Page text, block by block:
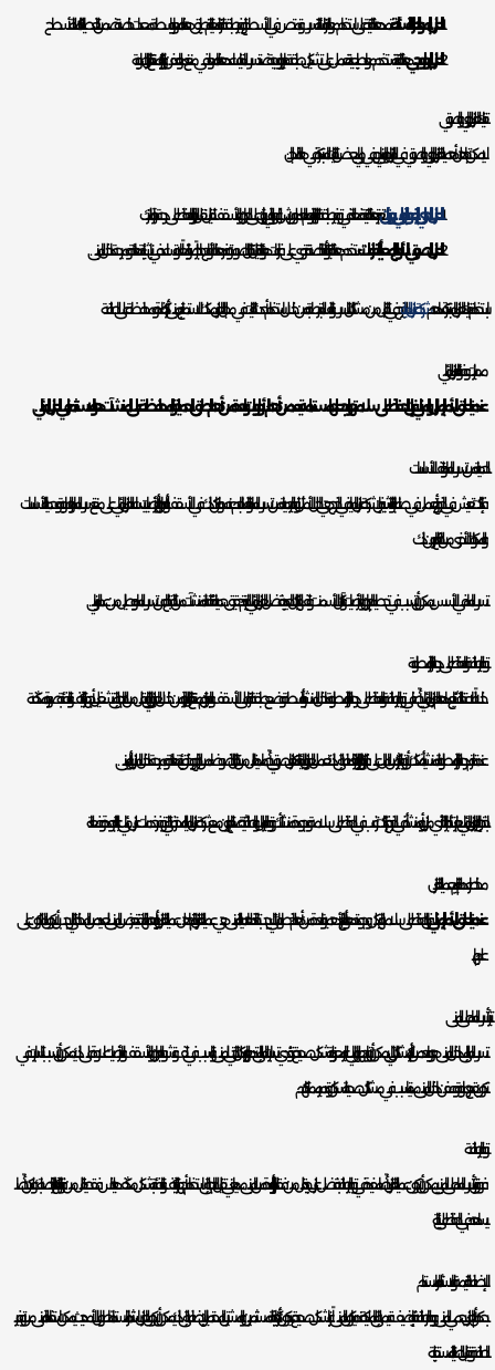
العزل بالمواد العازلة السائلة:تعتمد هذه التقنية على استخدام مواد عازلة سائلة تتسرب وتمتص في الأسطح لتوفير طبقة عازلة فعالة. يتم تطبيق هذه المواد بواسطة معدات خاصة تضمن التغطية الكاملة للأسطح.
العزل البيولوجي:هذه التقنية تستخدم مواد طبيعية تعمل على تشكيل طبقة حاجز بيولوجية ضد تسرب المياه. تساعد هذه المواد في منع نمو العفن والبكتيريا وتمنع انتقال الرطوبة.
تقنيات العزل الحراري والصوتي
لا يمكن تجاهل أهمية العزل الحراري والصوتي في المنازل والمباني. وفي ما يلي بعض التقنيات المبتكرة في هذا المجال:
العزل الحراري بالرغوة البولي يوريثانتعتبر هذه التقنية فعالة في توفير طبقة عازلة للحرارة. يقوم العاملون برش الرغوة البولي يوريثان على الجدران والأسقف لتقليل نقل الحرارة والحفاظ على درجة حرارة منزلك.
العزل الصوتي بالألواح المعبأة بالفراغات:تستخدم هذه التقنية ألواحًا خاصة تحتوي على فراغات هوائية لتقليل انتقال الصوت. توفر هذه الألواح حاجزًا صوتيًا فعالًا وتساعد في إنشاء بيئة هادئة ومريحة داخل المبنى.
باستخدام تقنيات العزل المبتكرة، تساهمشركة عزل المياهبالخرج في التقليل من مشاكل التسرب والتلف المرتبطة به. من خلال استخدام أحدث التقنيات في مجال العزل، يمكنك الاستمتاع بمبنى أكثر كفاءة ومحافظة على الطاقة.
مميزات وفوائد العزل المائي
عندما يتعلق الأمر بالمنازل والمباني، فإن الحفاظ على سلامتها وجعلها مستدامة يعد من أهم الأولويات. واحدة من أهم الطرق للحماية والمحافظة على المنشآت هو الاستثمار في العزل المائي.
الحماية من تسرب الماء وتلف الأساسات
فإذا كنت تعيش في الخرج أو تعمل في صناعة البناء والتشييد، فإن شركة عزل المياه في الخرج هي الحل الأمثل لتوفير الحماية من تسرب الماء والتلف الناجم عنه. سواء كان ذلك في الأسقف أو الجدران أو الأرضيات، يساعد العزل المائي على منع تسرب الماء والرطوبة وحماية الأساسات
والمكونات الأخرى من الضرر الناتج عن ذلك.
تسرب الماء في الأسس يمكن أن يتسبب في تحطيم الجدران والأرضيات وتآكل الأسمنت وتلف الهياكل الحديدية. بفضل العزل المائي الجيد، يتم تحقيق حماية فائقة للمنشآت من التلف الناتج عن تسرب الماء ويطيل من عمر المباني.
توفير الطاقة والحفاظ على درجة الحرارة المطلوبة
خلافًا للاعتقاد الشائع، يساهم العزل المائي أيضًا في توفير الطاقة والحفاظ على درجة الحرارة المطلوبة داخل المنشأة. بواسطة وضع طبقة عازلة على الأسقف والجدران، يتم منع انتقال الحرارة من خلال العوازل وبالتالي يقلل من الحاجة إلى تشغيل أجهزة التكييف والتدفئة بصورة مكثفة.
عندما تحترم درجة الحرارة المطلوبة للمنشأة، يمكنك أن توفر الكثير من المال على فواتير الكهرباء والغاز. بالإضافة إلى ذلك، تعمل العوازل المائية كعازل صوتي أيضًا، مما يقلل من انتقال الضوضاء من الخارج ويخلق بيئة هادئة ومريحة داخل المنزل أو المبنى.
باختصار، إن العزل المائي يعتبر استثمارًا ناجحًا لأي منزل أو منشأة في الخرج. فإذا كنت ترغب في الحفاظ على سلامة وجودة منشأتك وتوفير المال والطاقة، يُنصح بالتعاون مع شركة عزل المياه المحترفة التي توفر خدمات عزل مائي عالية الجودة وفعالة.
مخاطر عدم القيام بعملية العزل
عندما يتعلق الأمر بالمباني،فإن الحفاظ على سلامة الهيكل وجودته هو أمر بالغ الأهمية. واحدة من أهم الخطوات التي يجب اتخاذها لحماية المبنى هي عملية العزل. إذا تم تجاهل عملية العزل أو إهمالها، فقد يتعرض المبنى للعديد من المخاطر التي يجب أن يكون المالكون على
علم بها.
تأثير تسرب الماء على المبنى
تسرب الماء إلى داخل المبنى هو واحد من أكبر المشاكل التي يمكن أن تواجهها المباني غير المعزولة بشكل صحيح. قد تؤدي تسربات الماء إلى تدهور الهيكل التحتي للمبنى والتسبب في تلف وتشوه الجدران والأسقف والأرضيات. علاوة على ذلك، يمكن أن تتسبب التسربات في
تكون بقع رطوبة وعفن داخل المبنى، مما يتسبب في مشاكل صحية للسكان وتدمير ممتلكاتهم.
توفير الطاقة
فوق تأثير تسرب الماء على المبنى، يمكن أن تكون عملية العزل أيضًا مفيدة في توفير الطاقة. بفضل عزل جيد، يقلل من فقد الحرارة أو البرودة من المبنى، مما يعني تقليل الحاجة إلى استخدام أجهزة التكييف والتدفئة بشكل مكثف. هذا ليس فقط يقلل من فاتورة الكهرباء الخاصة بك، ولكن أيضًا
يساهم في الحفاظ على البيئة.
الإضافة القيمة والاستثمار المستدام
بحكم أن العزل يحمي المبنى ويوفر الطاقة، فإنه يضيف قيمة إلى الملكية. عندما يكون المبنى عازلًا بشكل صحيح، قد يكون أكثر جاذبية للمستثمرين والمشترين المحتملين. بالإضافة إلى ذلك، يمكن أن يكون العزل استثمارًا مستدامًا طويل الأمد، حيث يمكن استفادة المبنى من توفير
الطاقة وتقليل الصيانة المستقبلية.